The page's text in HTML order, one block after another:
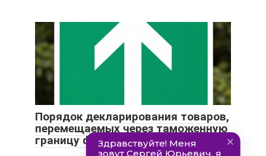
Порядок декларирования товаров,
перемещаемых через таможенную
границу физическими лицами